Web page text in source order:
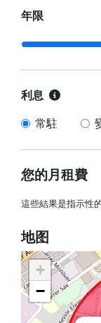
年限
利息
常駐
您的月租費
這些結果是指示性
地图
+
−